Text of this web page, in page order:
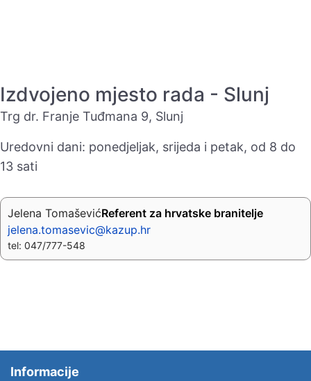
Izdvojeno mjesto rada - Slunj
Trg dr. Franje Tuđmana 9, Slunj
Uredovni dani: ponedjeljak, srijeda i petak, od 8 do
13 sati
Jelena TomaševićReferent za hrvatske branitelje
jelena.tomasevic@kazup.hr
tel: 047/777-548
Informacije